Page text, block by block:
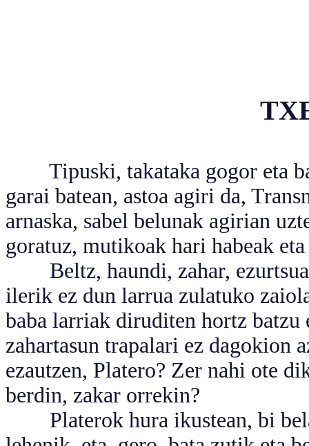
Tipuski, takataka gogor eta
garai batean, astoa agiri da,
arnaska, sabel belunak agirian
goratuz, mutikoak hari habeak
Beltz, haundi, zahar,
ilerik ez dun larrua zulatuko
baba larriak diruditen hortz batzu
zahartasun trapalari ez dagokion
ezautzen, Platero? Zer nahi ote
berdin, zakar orrekin?
Platerok hura ikustean, bi